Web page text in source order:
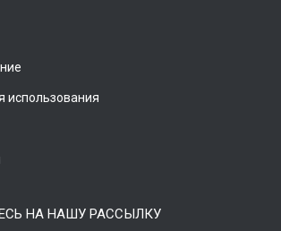
использования
НА НАШУ РАССЫЛКУ